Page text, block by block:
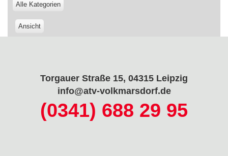
Alle Kategorien
Ansicht
Torgauer Straße 15, 04315 Leipzig
info@atv-volkmarsdorf.de
(0341) 688 29 95